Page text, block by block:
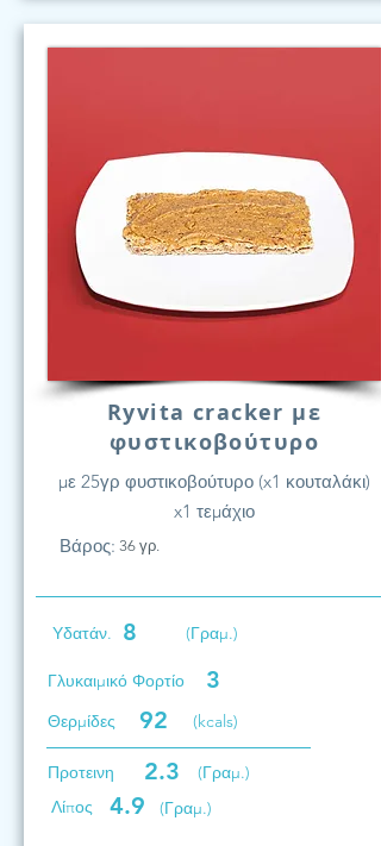
Ryvita cracker με
φυστικοβούτυρο
με 25γρ φυστικοβούτυρο (x1 κουταλάκι)
x1 τεμάχιο
Βάρος: 36 γρ.
Υδατάν. 8 (Γραμ.)
Γλυκαιμικό Φορτίο 3
Θερμίδες 92 (kcals)
Προτεινη 2.3
(Γραμ.)
Λίπος
4.9 (Γραμ.)